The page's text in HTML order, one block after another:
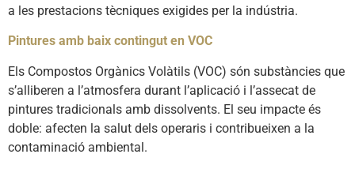
a les prestacions tècniques exigides per la indústria.
Pintures amb baix contingut en VOC
Els Compostos Orgànics Volàtils (VOC) són substàncies que
s’alliberen a l’atmosfera durant l’aplicació i l’assecat de
pintures tradicionals amb dissolvents. El seu impacte és
doble: afecten la salut dels operaris i contribueixen a la
contaminació ambiental.